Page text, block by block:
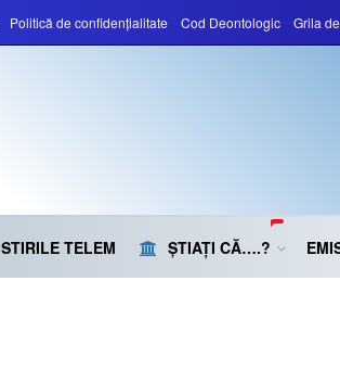
Politică de confidențialitate Cod Deontologic Grila
STIRILE TELEM ȘTIAȚI CĂ….?